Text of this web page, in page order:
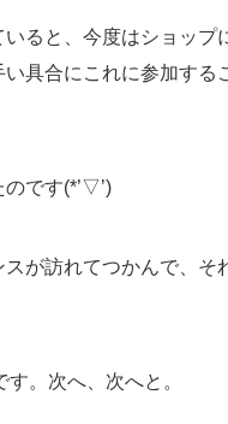
ると、今度はショップ
具合にこれに参加する
です(*’▽’)
が訪れてつかんで、そ
。次へ、次へと。